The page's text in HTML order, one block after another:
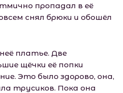
пропадал в её
снял брюки и обошёл
платье. Две
щёчки её попки
Это было здорово, она,
трусиков. Пока она